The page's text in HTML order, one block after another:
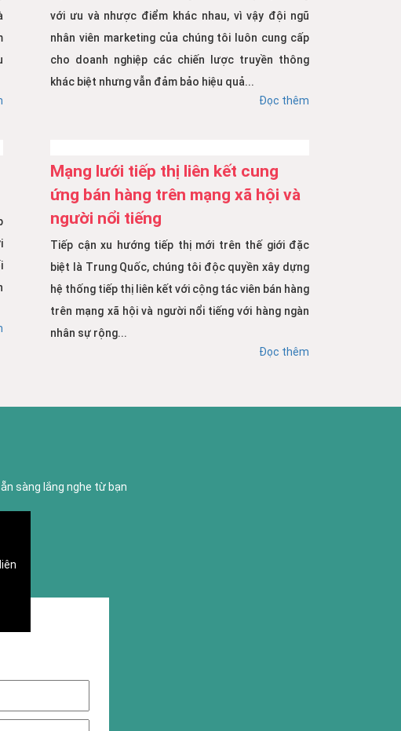
với ưu và nhược điểm khác nhau, vì vậy đội ngũ
nhân viên marketing của chúng tôi luôn cung cấp
cho doanh nghiệp các chiến lược truyền thông
khác biệt nhưng vẫn đảm bảo hiệu quả...
Đọc thêm
Mạng lưới tiếp thị liên kết cung
ứng bán hàng trên mạng xã hội và
người nổi tiếng
Tiếp cận xu hướng tiếp thị mới trên thế giới đặc
biệt là Trung Quốc, chúng tôi độc quyền xây dựng
hệ thống tiếp thị liên kết với cộng tác viên bán hàng
trên mạng xã hội và người nổi tiếng với hàng ngàn
nhân sự rộng...
Đọc thêm
sàng lắng nghe từ bạn